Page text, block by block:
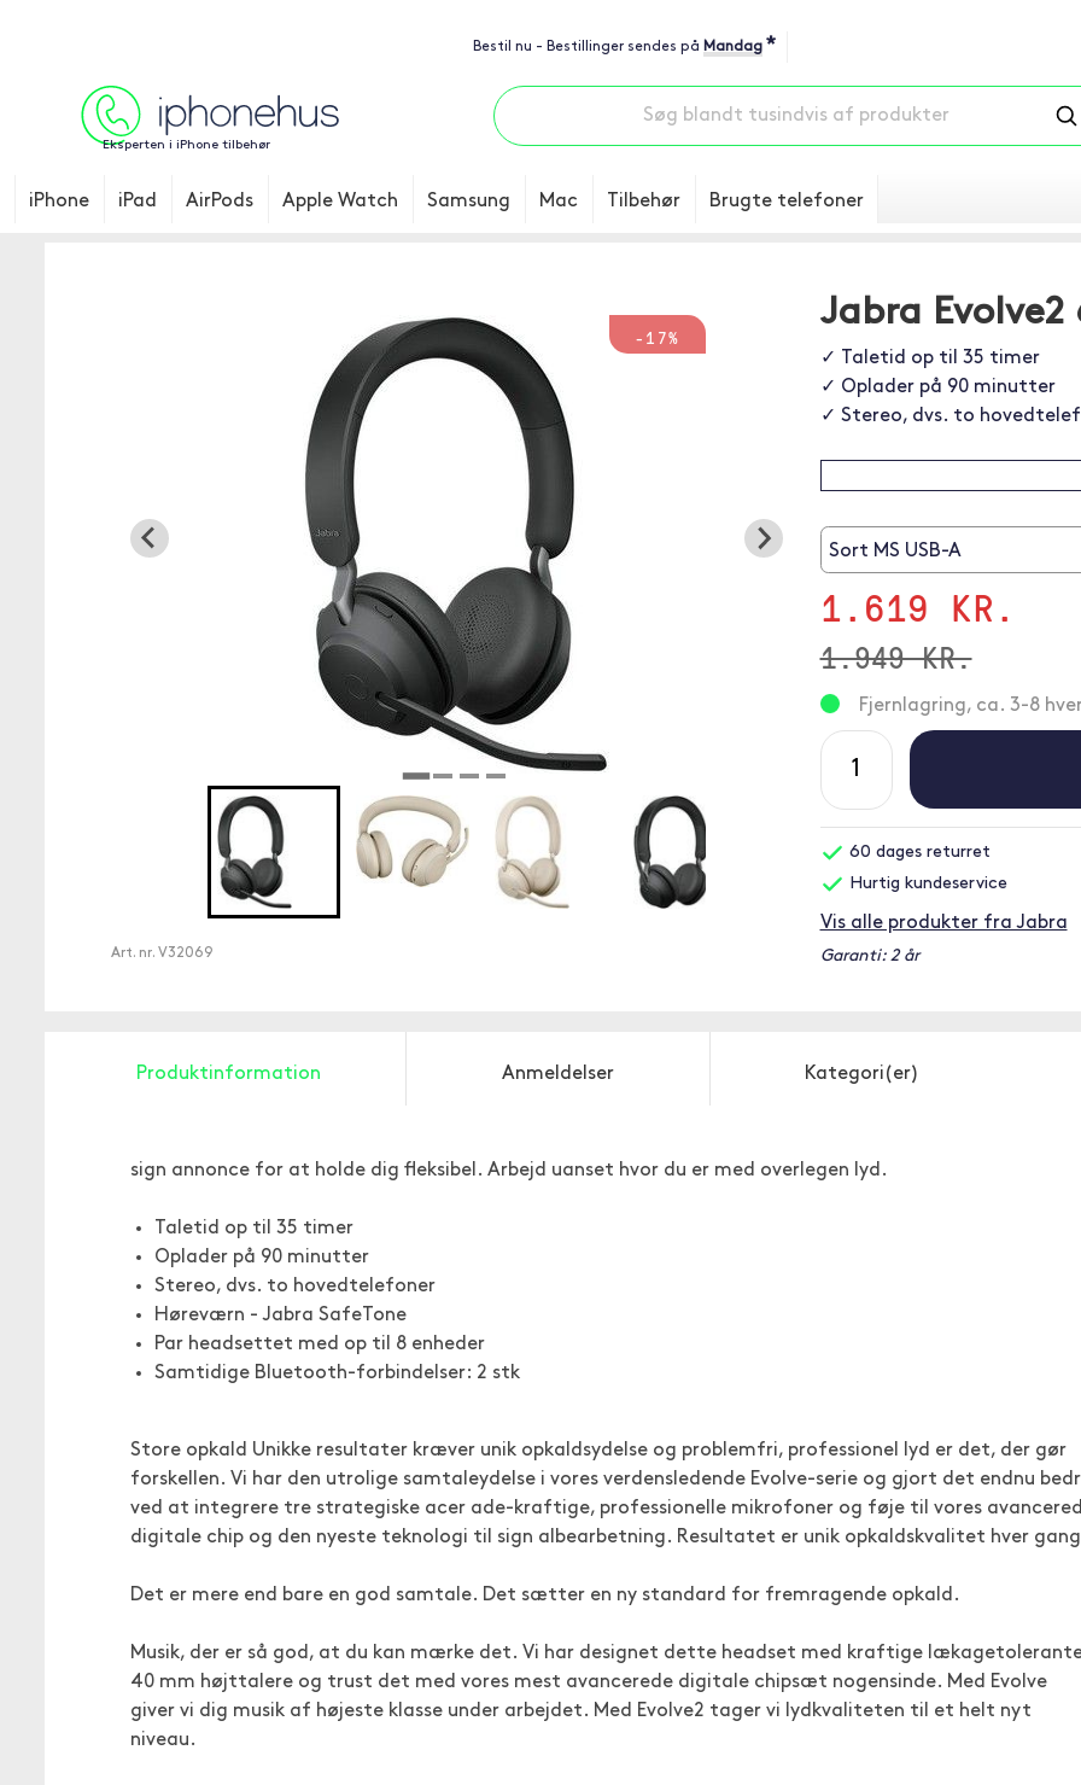
Bestil nu - Bestillinger sendes på Mandag *
Eksperten i iPhone tilbehør
iPhone iPad AirPods Apple Watch Samsung Mac Tilbehør Brugte telefoner
-17%
Art. nr. V32069
Jabra Evolve2
✓ Taletid op til 35 timer
✓ Oplader på 90 minutter
✓ Stereo, dvs. to
Sort MS USB-A
1.619 KR.
1.949 KR.
Fjernlagring, ca. 3-8
60 dages returret
Hurtig kundeservice
Vis alle produkter fra Jabra
Garanti: 2 år
Produktinformation Anmeldelser Kategori(er)
sign annonce for at holde dig fleksibel. Arbejd uanset hvor du er med overlegen lyd.
Taletid op til 35 timer
Oplader på 90 minutter
Stereo, dvs. to hovedtelefoner
Høreværn - Jabra SafeTone
Par headsettet med op til 8 enheder
Samtidige Bluetooth-forbindelser: 2 stk
Store opkald Unikke resultater kræver unik opkaldsydelse og problemfri, professionel lyd er det, der gør
forskellen. Vi har den utrolige samtaleydelse i vores verdensledende Evolve-serie og gjort det endnu
ved at integrere tre strategiske acer ade-kraftige, professionelle mikrofoner og føje til vores
digitale chip og den nyeste teknologi til sign albearbetning. Resultatet er unik opkaldskvalitet hver
Det er mere end bare en god samtale. Det sætter en ny standard for fremragende opkald.
Musik, der er så god, at du kan mærke det. Vi har designet dette headset med kraftige
40 mm højttalere og trust det med vores mest avancerede digitale chipsæt nogensinde. Med Evolve
giver vi dig musik af højeste klasse under arbejdet. Med Evolve2 tager vi lydkvaliteten til et helt nyt
niveau.